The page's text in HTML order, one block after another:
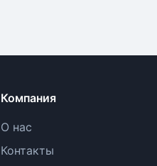
Компания
О нас
Контакты